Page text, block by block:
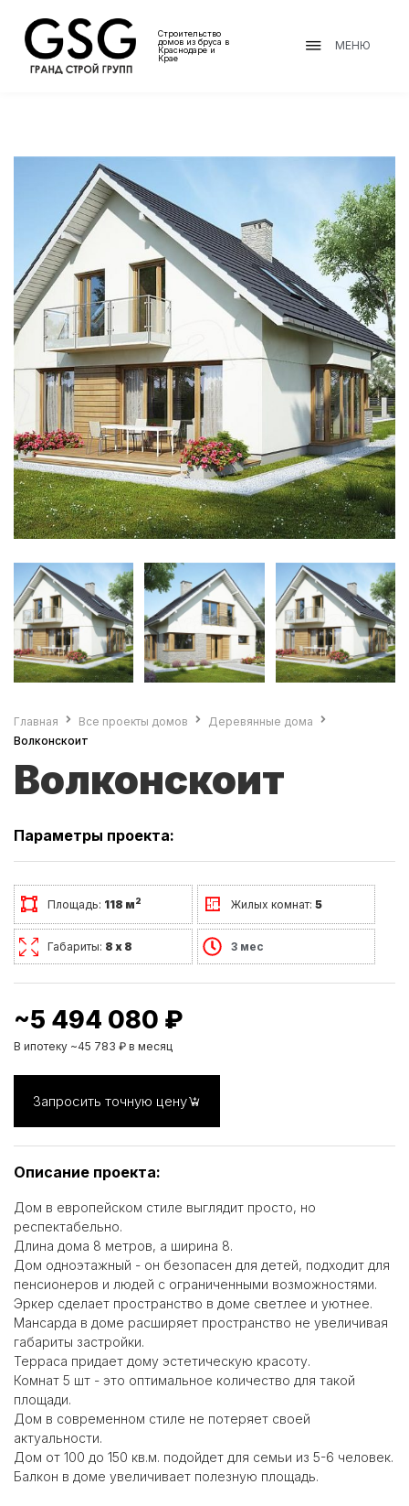
Строительство
домов из бруса в
Краснодаре и
Крае
МЕНЮ
Главная Все проекты домов
Деревянные дома
Волконскоит
Волконскоит
Параметры проекта:
Площадь: 118 м2 Жилых комнат: 5
Габариты: 8 х 8 3 мес
~5 494 080 ₽
В ипотеку ~45 783 ₽ в месяц
Запросить точную цену
Описание проекта:
Дом в европейском стиле выглядит просто, но
респектабельно.
Длина дома 8 метров, а ширина 8.
Дом одноэтажный - он безопасен для детей, подходит для
пенсионеров и людей с ограниченными возможностями.
Эркер сделает пространство в доме светлее и уютнее.
Мансарда в доме расширяет пространство не увеличивая
габариты застройки.
Терраса придает дому эстетическую красоту.
Комнат 5 шт - это оптимальное количество для такой
площади.
Дом в современном стиле не потеряет своей
актуальности.
Дом от 100 до 150 кв.м. подойдет для семьи из 5-6 человек.
Балкон в доме увеличивает полезную площадь.